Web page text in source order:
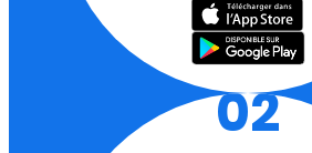
02